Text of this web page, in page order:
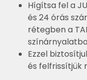
Hígítsa fel a
és 24 órás
rétegben a
Ezzel
és felfrissítjük